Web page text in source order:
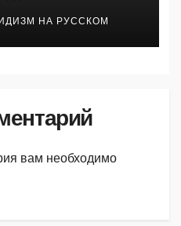
НА РУССКОМ
вам необходимо